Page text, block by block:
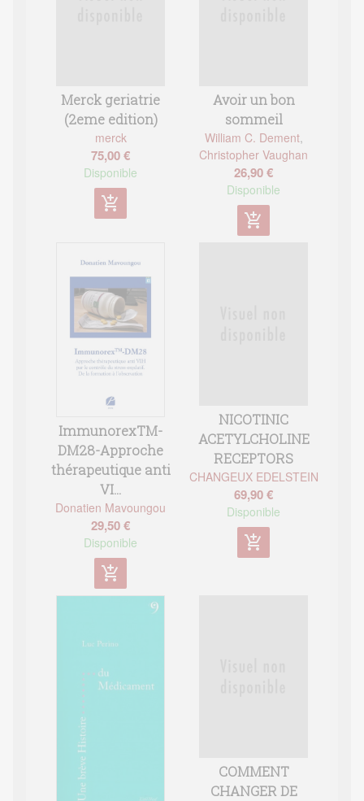
Merck geriatrie
(2eme edition)
merck
75,00 €
Disponible
add_shopping_cart
Avoir un bon
sommeil
William C. Dement,
Christopher Vaughan
26,90 €
Disponible
add_shopping_cart
ImmunorexTM-
DM28-Approche
thérapeutique anti
VI...
Donatien Mavoungou
29,50 €
Disponible
add_shopping_cart
NICOTINIC
ACETYLCHOLINE
RECEPTORS
CHANGEUX EDELSTEIN
69,90 €
Disponible
add_shopping_cart
COMMENT
CHANGER DE